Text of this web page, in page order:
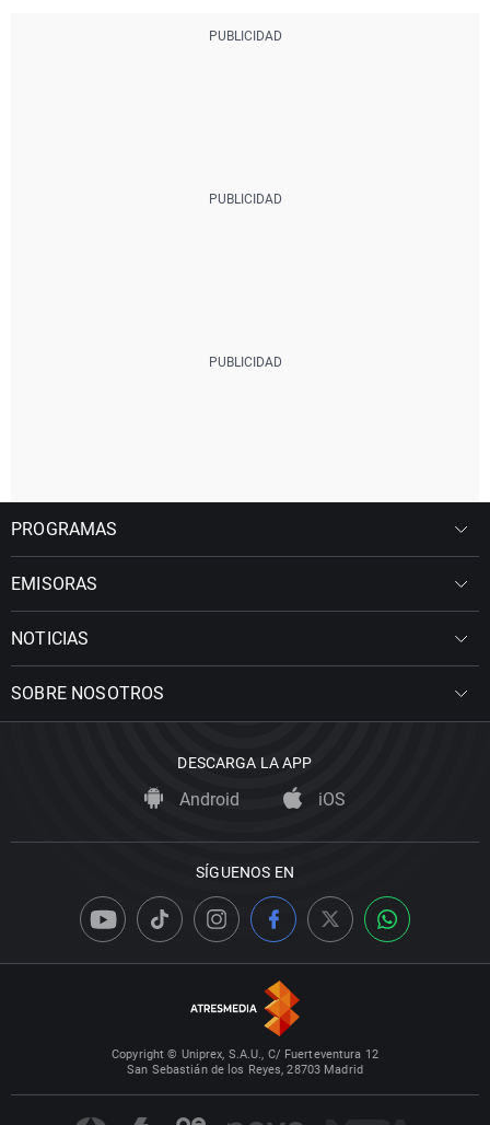
PROGRAMAS
EMISORAS
NOTICIAS
SOBRE NOSOTROS
DESCARGA LA APP
Android iOS
SÍGUENOS EN
Copyright © Uniprex, S.A.U., C/ Fuerteventura 12
San Sebastián de los Reyes, 28703 Madrid